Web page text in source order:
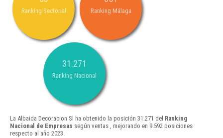
Ranking Sectorial Ranking Málaga
31.271
Ranking Nacional
La Albaida Decoracion Sl ha obtenido la posición 31.271 del Ranking
Nacional de Empresas según ventas , mejorando en 9.592 posiciones
respecto al año 2023.